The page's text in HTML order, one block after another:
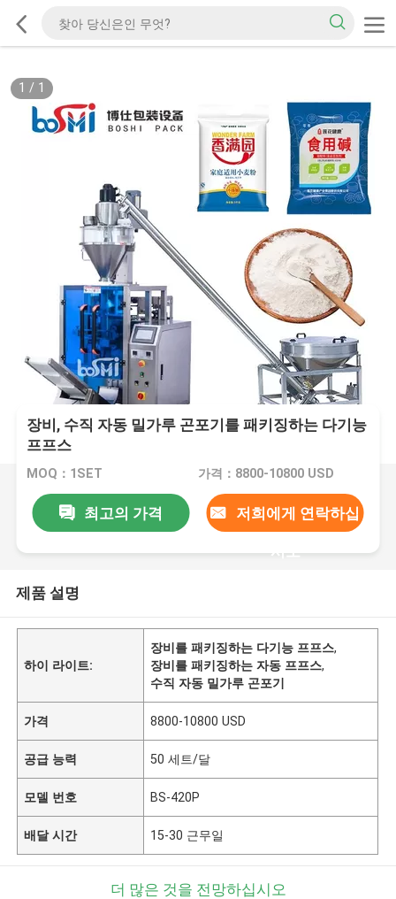
1 / 1
장비, 수직 자동 밀가루 곤포기를 패키징하는 다기능
프프스
MOQ：1SET 가격：8800-10800 USD
최고의 가격 저희에게 연락하십
시오
제품 설명
하이 라이트:
장비를 패키징하는 다기능 프프스,
장비를 패키징하는 자동 프프스,
수직 자동 밀가루 곤포기
가격 8800-10800 USD
공급 능력 50 세트/달
모델 번호 BS-420P
배달 시간 15-30 근무일
더 많은 것을 전망하십시오